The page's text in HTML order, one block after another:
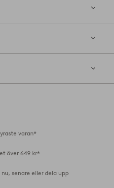
varan*
över 649 kr*
senare eller dela upp